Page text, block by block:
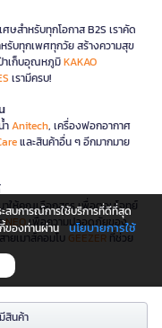
สินค้า
สำหรับทุกโอกาส B2S เราคัด
หรับทุกเพศทุกวัย สร้างความสุข
าเก็บอุณหภูมิKAKAO
เรามีครบ!
ำAnitech, เครื่องฟอกอากาศ
และสินค้าอื่น ๆ อีกมากมาย
ให้คุณเลือกสรร เพื่อตอบโจทย์
NEOเพื่อความปลอดภัยของ
ยเมาส์คอมโบ GEEZER ที่ช่วย
ได้เลือกสรรเพื่อตกแต่งบ้าน
ONEหรือ เก้าอี้ทำงาน
สบการณ์การใช้บริการที่ดีที่สุด
ของท่านผ่าน นโยบายการใช้